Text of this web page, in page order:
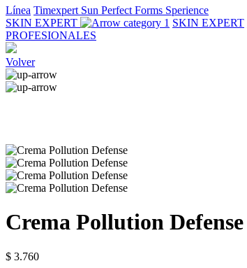
Línea Timexpert Sun Perfect Forms Sperience
SKIN EXPERT
SKIN EXPERT
PROFESIONALES
Volver
Crema Pollution Defense
$ 3.760